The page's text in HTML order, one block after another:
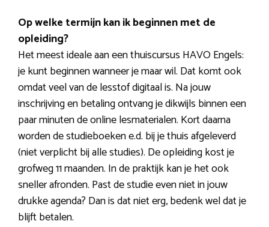
Op welke termijn kan ik beginnen met de
opleiding?
Het meest ideale aan een thuiscursus HAVO Engels:
je kunt beginnen wanneer je maar wil. Dat komt ook
omdat veel van de lesstof digitaal is. Na jouw
inschrijving en betaling ontvang je dikwijls binnen een
paar minuten de online lesmaterialen. Kort daarna
worden de studieboeken e.d. bij je thuis afgeleverd
(niet verplicht bij alle studies). De opleiding kost je
grofweg 11 maanden. In de praktijk kan je het ook
sneller afronden. Past de studie even niet in jouw
drukke agenda? Dan is dat niet erg, bedenk wel dat je
blijft betalen.